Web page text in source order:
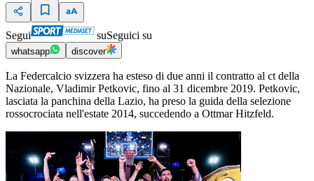
Segui suSeguici su
whatsapp discover
La Federcalcio svizzera ha esteso di due anni il contratto al ct della
Nazionale, Vladimir Petkovic, fino al 31 dicembre 2019. Petkovic,
lasciata la panchina della Lazio, ha preso la guida della selezione
rossocrociata nell'estate 2014, succedendo a Ottmar Hitzfeld.